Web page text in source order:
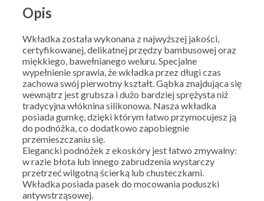
Opis
Wkładka została wykonana z najwyższej jakości,
certyfikowanej, delikatnej przędzy bambusowej oraz
miękkiego, bawełnianego weluru. Specjalne
wypełnienie sprawia, że wkładka przez długi czas
zachowa swój pierwotny kształt. Gąbka znajdująca się
wewnątrz jest grubsza i dużo bardziej sprężysta niż
tradycyjna włóknina silikonowa. Nasza wkładka
posiada gumkę, dzięki którym łatwo przymocujesz ją
do podnóżka, co dodatkowo zapobiegnie
przemieszczaniu się.
Elegancki podnóżek z ekoskóry jest łatwo zmywalny:
w razie błota lub innego zabrudzenia wystarczy
przetrzeć wilgotną ścierką lub chusteczkami.
Wkładka posiada pasek do mocowania poduszki
antywstrząsowej.